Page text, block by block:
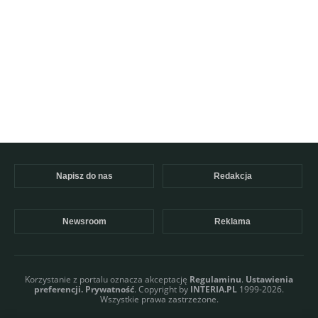
Napisz do nas Redakcja
Newsroom Reklama
Korzystanie z portalu oznacza akceptację Regulaminu. Ustawienia
preferencji. Prywatność. Copyright by INTERIA.PL 1999-2026.
Wszystkie prawa zastrzeżone.